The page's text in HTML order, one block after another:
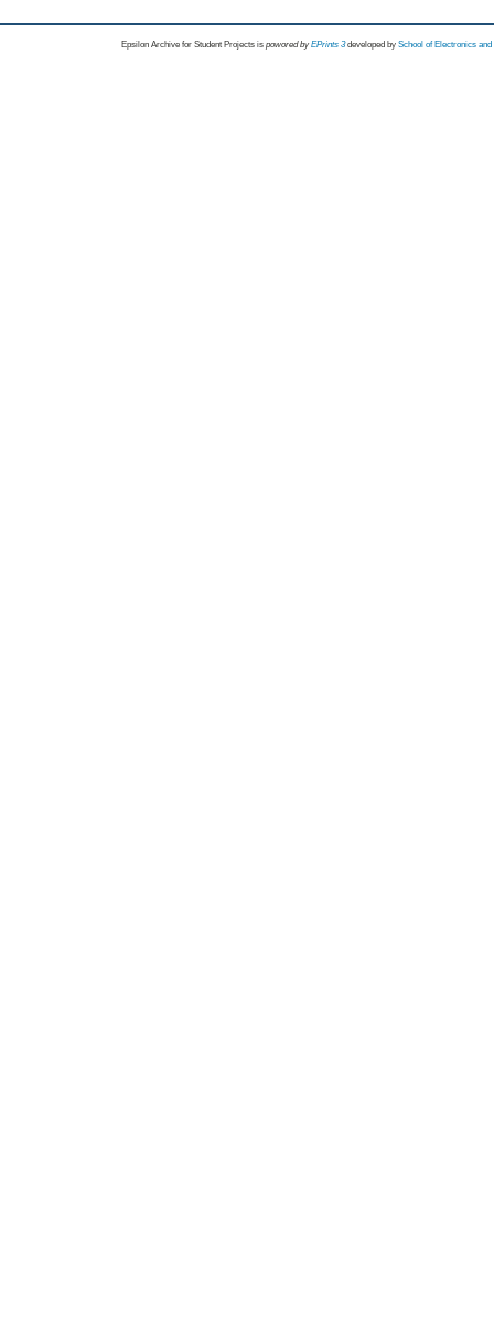
Epsilon Archive for Student Projects is powored byEPrints 3 developed by School of Electronics